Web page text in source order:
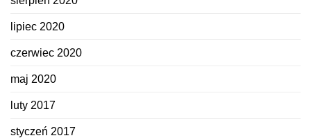
lipiec 2020
czerwiec 2020
maj 2020
luty 2017
styczeń 2017